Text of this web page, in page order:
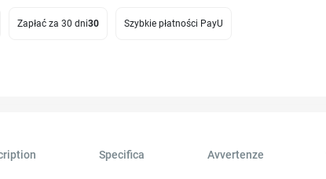
Zapłać za 30 dni30 Szybkie płatności PayU
Specifica Avvertenze